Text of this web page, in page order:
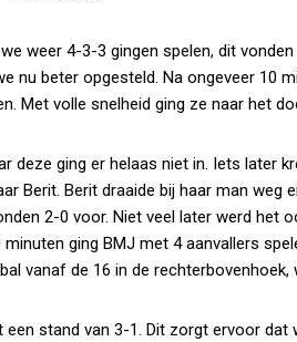
weer 4-3-3 gingen spelen, dit
nu beter opgesteld. Na ongeveer 10
Met volle snelheid ging ze naar het
deze ging er helaas niet in. Iets later
Berit. Berit draaide bij haar man weg
2-0 voor. Niet veel later werd
minuten ging BMJ met 4 aanvallers
vanaf de 16 in de rechterbovenhoek,
een stand van 3-1. Dit zorgt ervoor